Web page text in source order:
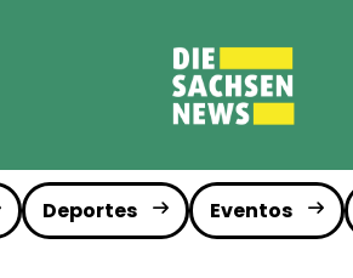
Deportes Eventos